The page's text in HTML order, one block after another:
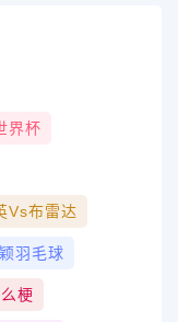
界杯
vs布雷达
羽毛球
梗